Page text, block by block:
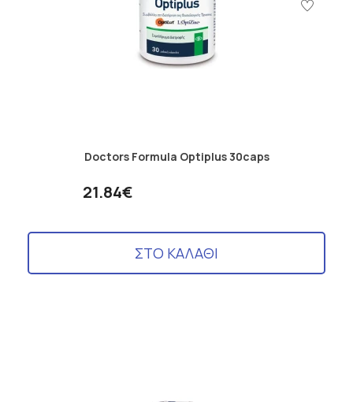
Doctors Formula Optiplus 30caps
21.84€
ΣΤΟ ΚΑΛΑΘΙ